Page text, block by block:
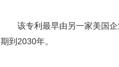
该专利最早由另一家美国
期到2030年。